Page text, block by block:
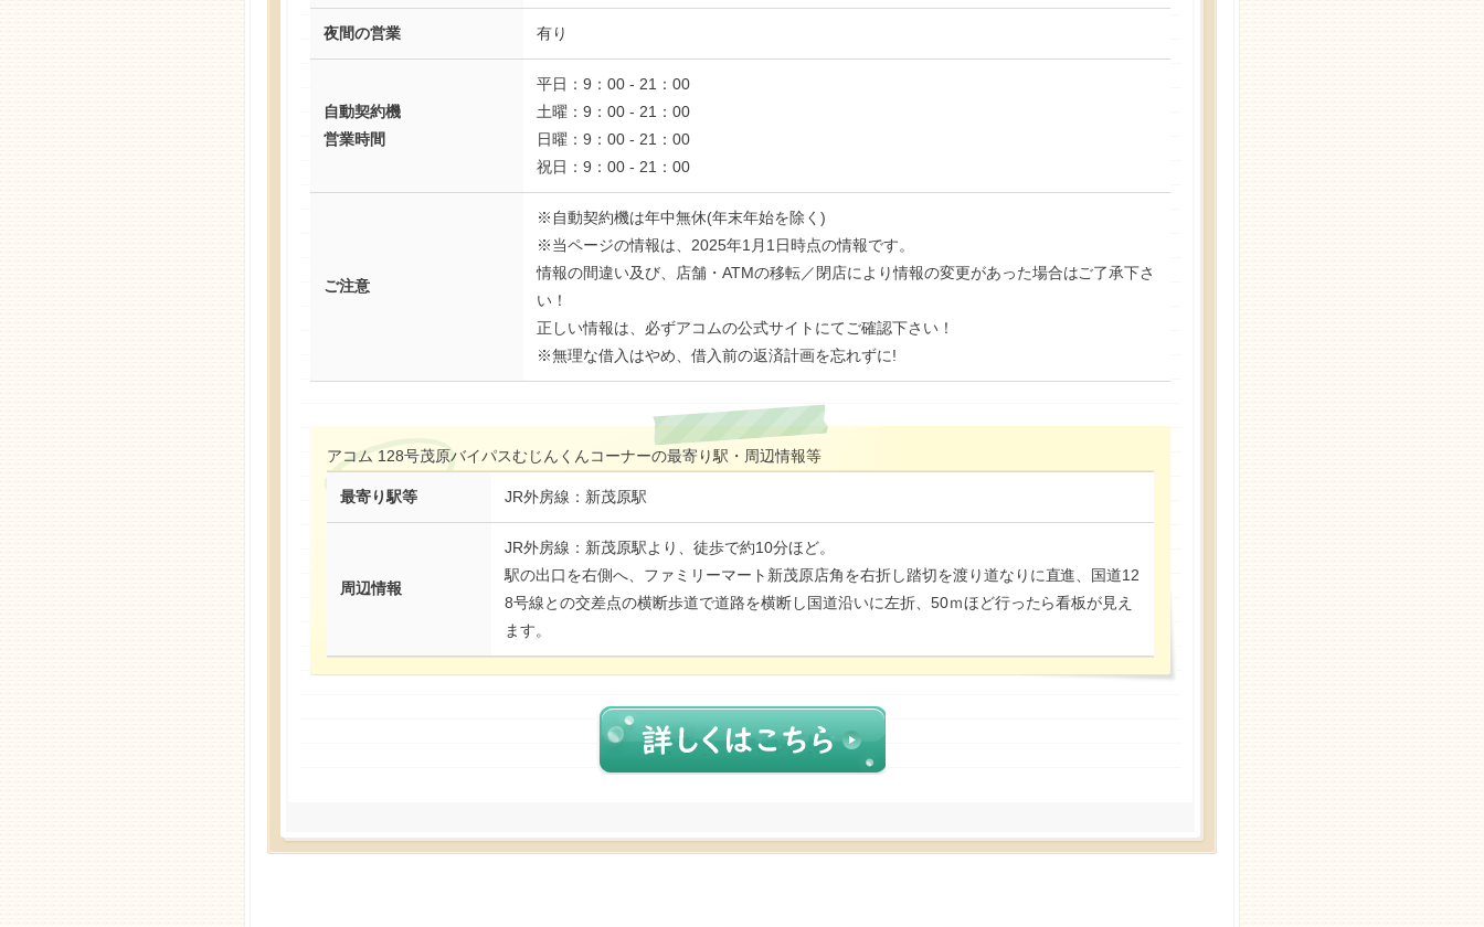
夜間の営業 有り
自動契約機
営業時間
平日：9：00 - 21：00
土曜：9：00 - 21：00
日曜：9：00 - 21：00
祝日：9：00 - 21：00
ご注意
※自動契約機は年中無休(年末年始を除く)
※当ページの情報は、2025年1月1日時点の情報です。
情報の間違い及び、店舗・ATMの移転／閉店により情報の変更があった場合はご了承下さ
い！
正しい情報は、必ずアコムの公式サイトにてご確認下さい！
※無理な借入はやめ、借入前の返済計画を忘れずに!
アコム 128号茂原バイパスむじんくんコーナーの最寄り駅・周辺情報等
最寄り駅等 JR外房線：新茂原駅
周辺情報
JR外房線：新茂原駅より、徒歩で約10分ほど。
駅の出口を右側へ、ファミリーマート新茂原店角を右折し踏切を渡り道なりに直進、国道12
8号線との交差点の横断歩道で道路を横断し国道沿いに左折、50ｍほど行ったら看板が見え
ます。
詳しくはこちら